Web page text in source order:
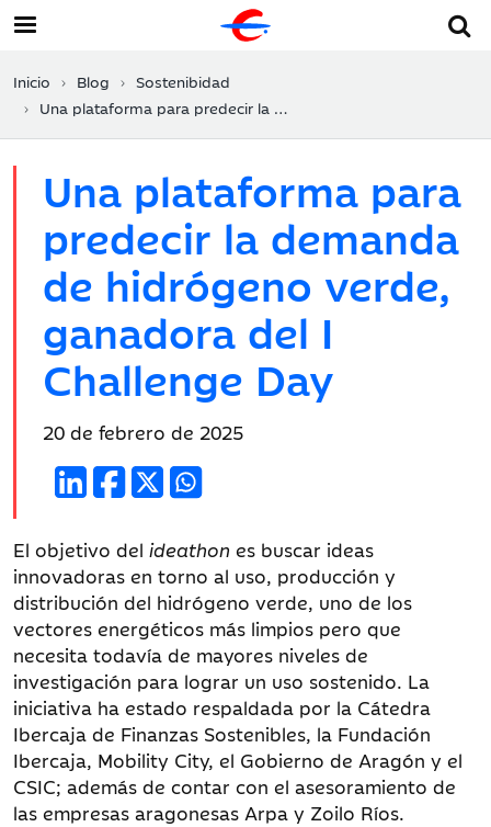
Inicio Blog
Sostenibidad
Una plataforma para predecir la demanda de hidrógeno verde, ganadora del I Challenge Day
Una plataforma para
predecir la demanda
de hidrógeno verde,
ganadora del I
Challenge Day
Fecha
publicación:
20 de febrero de 2025
El objetivo del ideathon es buscar ideas
innovadoras en torno al uso, producción y
distribución del hidrógeno verde, uno de los
vectores energéticos más limpios pero que
necesita todavía de mayores niveles de
investigación para lograr un uso sostenido. La
iniciativa ha estado respaldada por la Cátedra
Ibercaja de Finanzas Sostenibles, la Fundación
Ibercaja, Mobility City, el Gobierno de Aragón y el
CSIC; además de contar con el asesoramiento de
las empresas aragonesas Arpa y Zoilo Ríos.